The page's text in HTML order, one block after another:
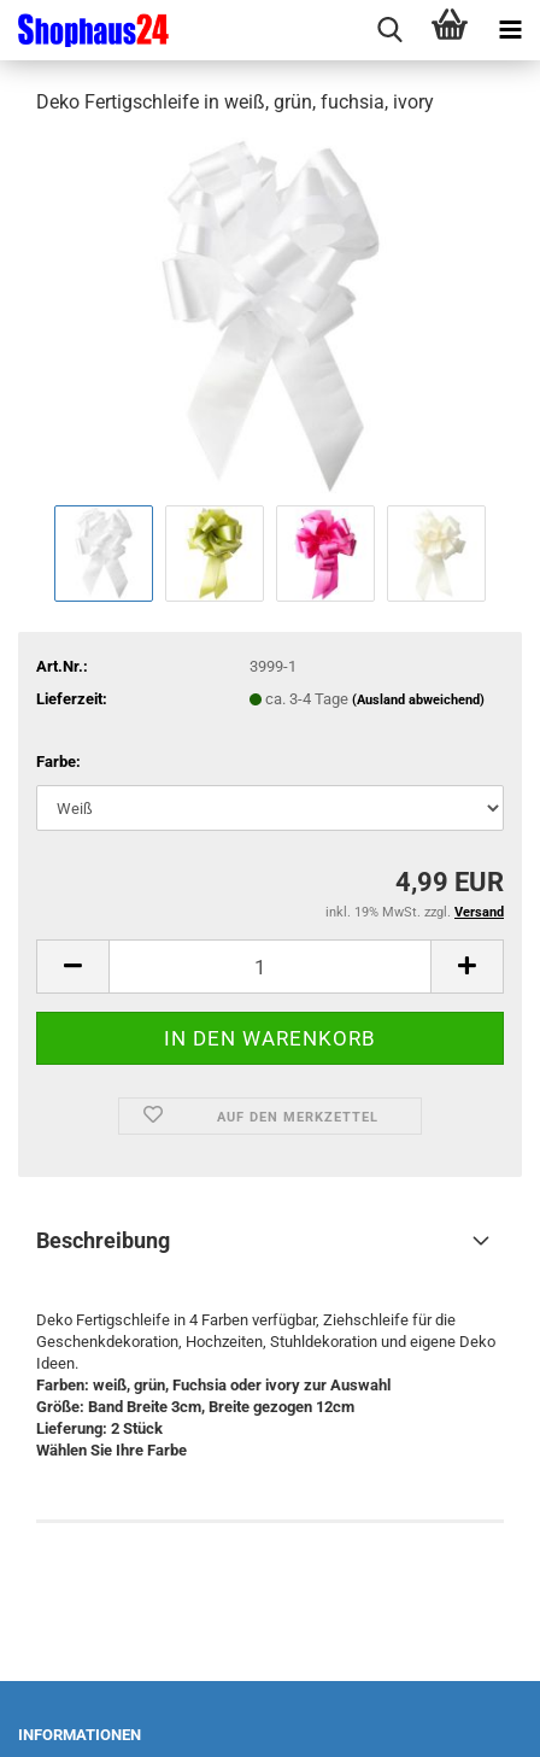
Deko Fertigschleife in weiß, grün, fuchsia, ivory
Art.Nr.:
3999-1
Lieferzeit:
ca. 3-4 Tage (Ausland abweichend)
Farbe:
4,99 EUR
inkl. 19% MwSt. zzgl. Versand
AUF DEN MERKZETTEL
Beschreibung
Deko Fertigschleife in 4 Farben verfügbar, Ziehschleife für die
Geschenkdekoration, Hochzeiten, Stuhldekoration und eigene Deko
Ideen.
Farben: weiß, grün, Fuchsia oder ivory zur Auswahl
Größe: Band Breite 3cm, Breite gezogen 12cm
Lieferung: 2 Stück
Wählen Sie Ihre Farbe
INFORMATIONEN